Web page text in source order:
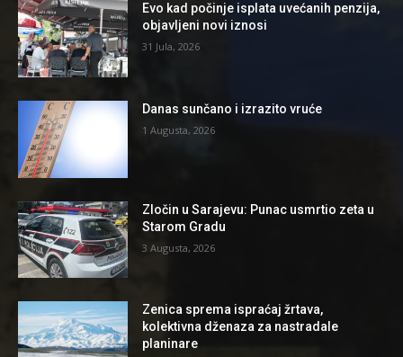
Evo kad počinje isplata uvećanih penzija,
objavljeni novi iznosi
31 Jula, 2026
Danas sunčano i izrazito vruće
1 Augusta, 2026
Zločin u Sarajevu: Punac usmrtio zeta u
Starom Gradu
3 Augusta, 2026
Zenica sprema ispraćaj žrtava,
kolektivna dženaza za nastradale
planinare